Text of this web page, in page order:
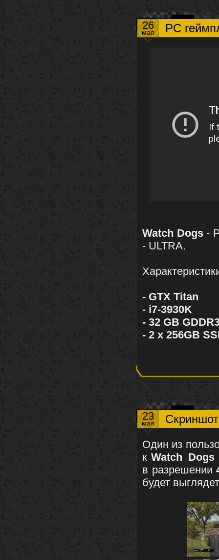
26
мая PC
Watch Dogs-
- ULTRA.
- GTX Titan
- i7-3930K
- 32 GB
- 2 x 256GB
23
мая
Один из
к Watch_Dogs
в разрешении
будет